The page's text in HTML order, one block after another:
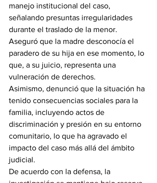
manejo institucional del caso,
señalando presuntas irregularidades
durante el traslado de la menor.
Aseguró que la madre desconocía el
paradero de su hija en ese momento, lo
que, a su juicio, representa una
vulneración de derechos.
Asimismo, denunció que la situación ha
tenido consecuencias sociales para la
familia, incluyendo actos de
discriminación y presión en su entorno
comunitario, lo que ha agravado el
impacto del caso más allá del ámbito
judicial.
De acuerdo con la defensa, la